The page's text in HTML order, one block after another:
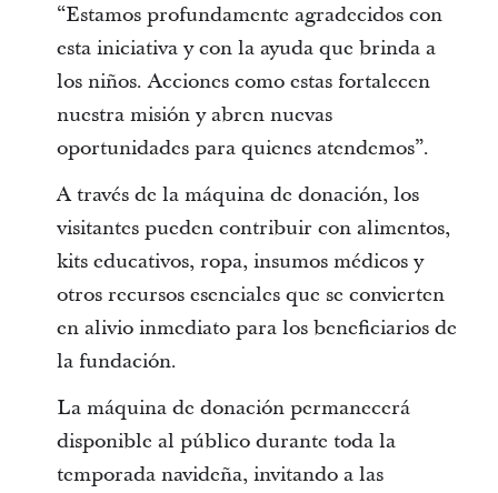
“Estamos profundamente agradecidos con
esta iniciativa y con la ayuda que brinda a
los niños. Acciones como estas fortalecen
nuestra misión y abren nuevas
oportunidades para quienes atendemos”.
A través de la máquina de donación, los
visitantes pueden contribuir con alimentos,
kits educativos, ropa, insumos médicos y
otros recursos esenciales que se convierten
en alivio inmediato para los beneficiarios de
la fundación.
La máquina de donación permanecerá
disponible al público durante toda la
temporada navideña, invitando a las